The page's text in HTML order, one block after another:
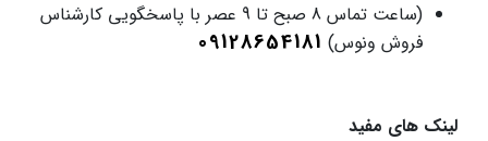
(ساعت تماس 8 صبح تا 9 عصر با پاسخگویی کارشناس
فروش ونوس) 09128654181
لینک های مفید